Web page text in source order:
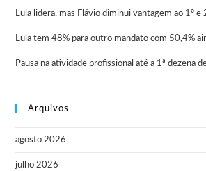
Lula lidera, mas Flávio diminui vantagem ao 1º e
Lula tem 48% para outro mandato com 50,4%
Pausa na atividade profissional até a 1ª dezena
Arquivos
agosto 2026
julho 2026